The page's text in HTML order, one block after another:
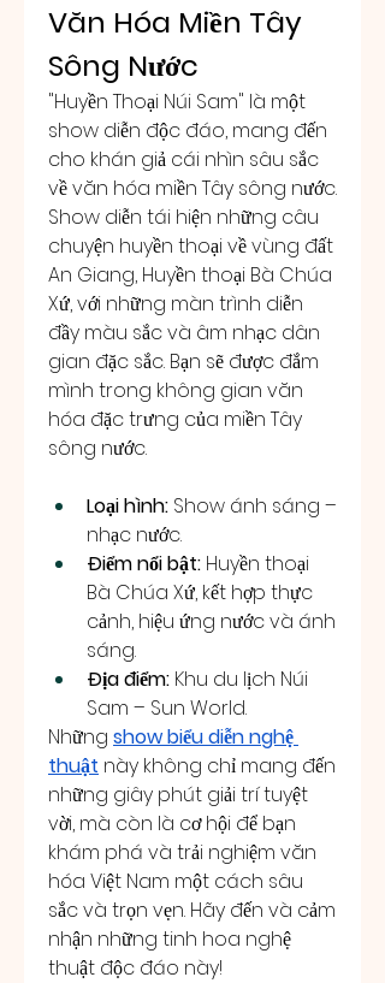
Văn Hóa Miền Tây
Sông Nước
"Huyền Thoại Núi Sam" là một
show diễn độc đáo, mang đến
cho khán giả cái nhìn sâu sắc
về văn hóa miền Tây sông nước.
Show diễn tái hiện những câu
chuyện huyền thoại về vùng đất
An Giang, Huyền thoại Bà Chúa
Xứ, với những màn trình diễn
đầy màu sắc và âm nhạc dân
gian đặc sắc. Bạn sẽ được đắm
mình trong không gian văn
hóa đặc trưng của miền Tây
sông nước.
Loại hình: Show ánh sáng –
nhạc nước.
Điểm nổi bật: Huyền thoại
Bà Chúa Xứ, kết hợp thực
cảnh, hiệu ứng nước và ánh
sáng.
Địa điểm: Khu du lịch Núi
Sam – Sun World.
Những show biểu diễn nghệ
thuật này không chỉ mang đến
những giây phút giải trí tuyệt
vời, mà còn là cơ hội để bạn
khám phá và trải nghiệm văn
hóa Việt Nam một cách sâu
sắc và trọn vẹn. Hãy đến và cảm
nhận những tinh hoa nghệ
thuật độc đáo này!